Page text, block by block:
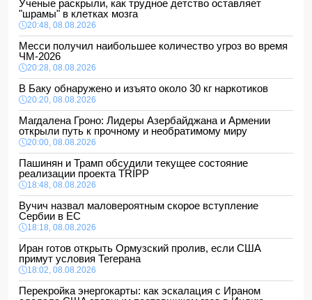
Ученые раскрыли, как трудное детство оставляет
"шрамы" в клетках мозга
20:48, 08.08.2026
Месси получил наибольшее количество угроз во время
ЧМ-2026
20:28, 08.08.2026
В Баку обнаружено и изъято около 30 кг наркотиков
20:20, 08.08.2026
Магдалена Гроно: Лидеры Азербайджана и Армении
открыли путь к прочному и необратимому миру
20:00, 08.08.2026
Пашинян и Трамп обсудили текущее состояние
реализации проекта TRIPP
18:48, 08.08.2026
Вучич назвал маловероятным скорое вступление
Сербии в ЕС
18:18, 08.08.2026
Иран готов открыть Ормузский пролив, если США
примут условия Тегерана
18:02, 08.08.2026
Перекройка энергокарты: как эскалация с Ираном